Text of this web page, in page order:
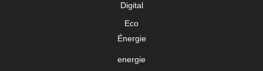
Digital
Eco
Énergie
energie